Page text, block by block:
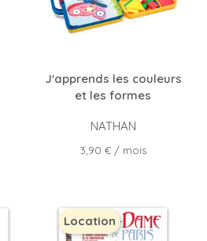
J'apprends les couleurs
et les formes
NATHAN
Prix
3,90 €/ mois
Location